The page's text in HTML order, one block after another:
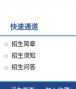
快速通道
招生简章
招生须知
招生问答